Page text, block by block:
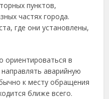
пунктов,
частях города.
где они установлены,
в
аварийную
к месту обращения
ближе всего.